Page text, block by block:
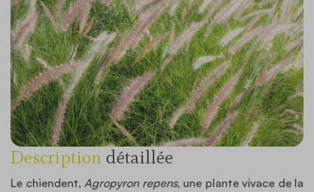
Description détaillée
Le chiendent, Agropyron repens, une plante vivace de la